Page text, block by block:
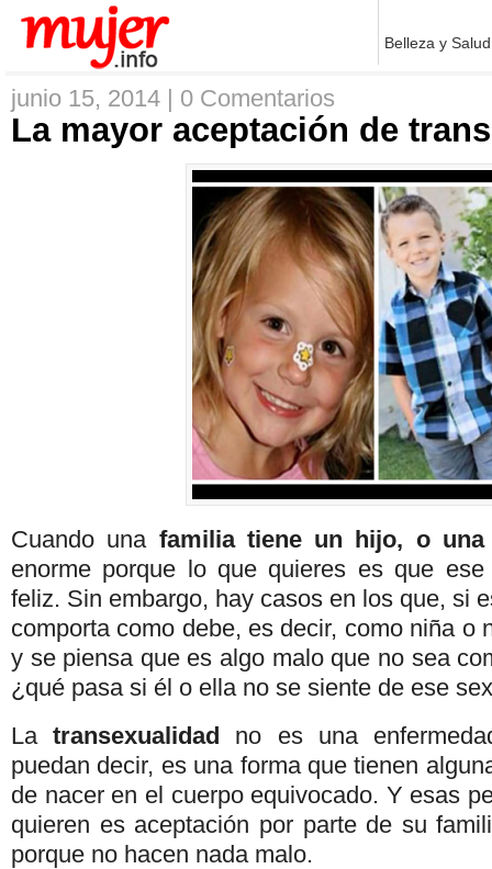
Belleza y Salud
junio 15, 2014 | 0 Comentarios
La mayor aceptación de
Cuando una familia tiene un hijo, o una
enorme porque lo que quieres es que
feliz. Sin embargo, hay casos en los que, si
comporta como debe, es decir, como niña o
y se piensa que es algo malo que no sea
¿qué pasa si él o ella no se siente de ese
La transexualidad no es una
puedan decir, es una forma que tienen
de nacer en el cuerpo equivocado. Y esas
quieren es aceptación por parte de su
porque no hacen nada malo.